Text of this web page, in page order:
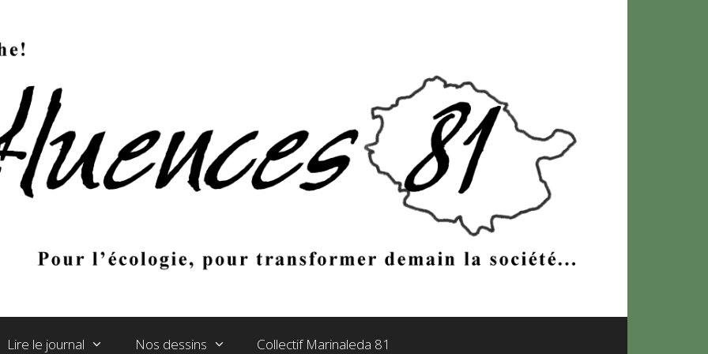
Lire le journal Nos dessins Collectif Marinaleda 81